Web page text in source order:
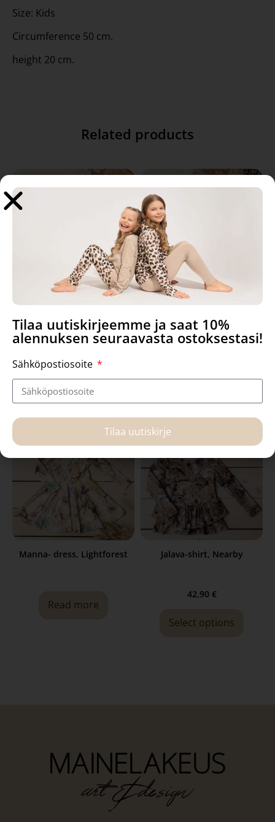
Size: Kids
Circumference 50 cm.
height 20 cm.
Related products
Kaarna-leggings, Raccoons
36,90€
Select options
Manna- dress, Golden Fox
59,90€
Manna- dress, Lightforest
Read more
Jalava-shirt, Nearby
42,90 €
Select options
Tilaa uutiskirjeemme ja saat 10%
alennuksen seuraavasta ostoksestasi!
Sähköpostiosoite
Tilaa uutiskirje